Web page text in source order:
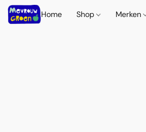
Home Shop Merken